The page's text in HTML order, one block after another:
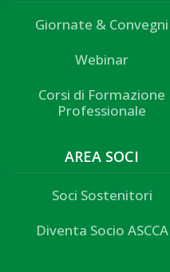
Giornate & Convegni
Webinar
Corsi di Formazione
Professionale
AREA SOCI
Soci Sostenitori
Diventa Socio ASCCA